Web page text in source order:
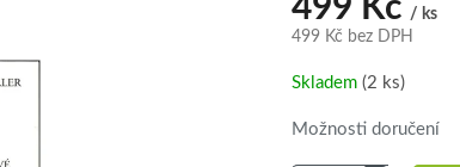
499 Kč / ks
499 Kč bez DPH
cena:
Skladem (2 ks)
Možnosti doručení